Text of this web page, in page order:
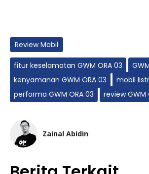
Review Mobil
fitur keselamatan GWM ORA 03
kenyamanan GWM ORA 03
mobil
performa GWM ORA 03
review GWM
Zainal Abidin